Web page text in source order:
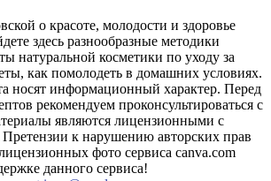
о красоте, молодости и здоровье
здесь разнообразные методики
натуральной косметики по уходу за
как помолодеть в домашних условиях.
носят информационный характер. Перед
рекомендуем проконсультироваться с
являются лицензионными с
Претензии к нарушению авторских прав
фото сервиса canva.com
данного сервиса!